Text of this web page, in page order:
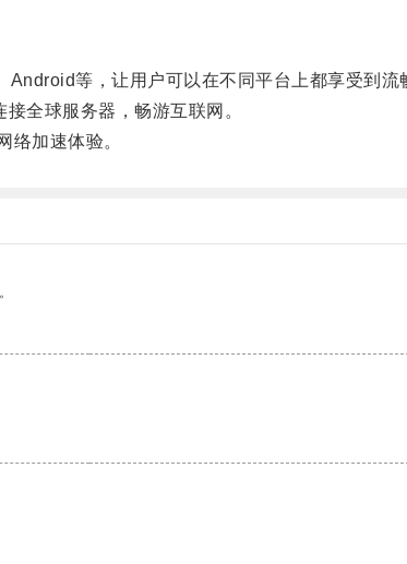
等，让用户可以在不同平台上都享受到流
全球服务器，畅游互联网。
加速体验。